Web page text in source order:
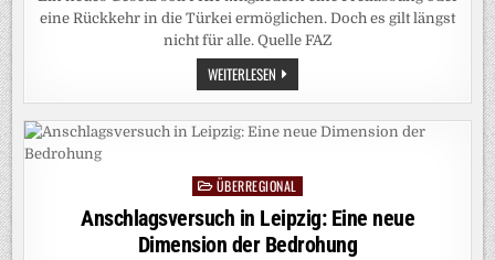
eine Rückkehr in die Türkei ermöglichen. Doch es gilt längst
nicht für alle. Quelle FAZ
WEITERLESEN NEUES
GESETZ
ZUR
PKK:
DIE
NICHT
FÜR
ALLE
PostedÜBERREGIONAL
Anschlagsversuch in Leipzig: Eine neue
Dimension der Bedrohung